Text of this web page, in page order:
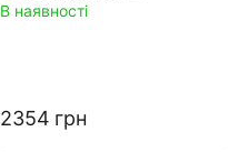
В наявності
‍2354‍ грн